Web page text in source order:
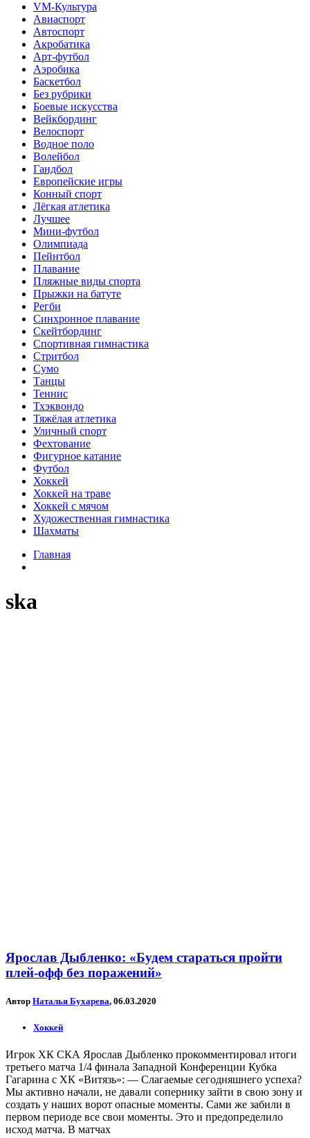
VM-Культура
Авиаспорт
Автоспорт
Акробатика
Арт-футбол
Аэробика
Баскетбол
Без рубрики
Боевые искусства
Вейкбординг
Велоспорт
Водное поло
Волейбол
Гандбол
Европейские игры
Конный спорт
Лёгкая атлетика
Лучшее
Мини-футбол
Олимпиада
Пейнтбол
Плавание
Пляжные виды спорта
Прыжки на батуте
Регби
Синхронное плавание
Скейтбординг
Спортивная гимнастика
Стритбол
Сумо
Танцы
Теннис
Тхэквондо
Тяжёлая атлетика
Уличный спорт
Фехтование
Фигурное катание
Футбол
Хоккей
Хоккей на траве
Хоккей с мячом
Художественная гимнастика
Шахматы
Главная
ska
Ярослав Дыбленко: «Будем стараться пройти
плей-офф без поражений»
Автор Наталья Бухарева, 06.03.2020
Хоккей
Игрок ХК СКА Ярослав Дыбленко прокомментировал итоги
третьего матча 1/4 финала Западной Конференции Кубка
Гагарина с ХК «Витязь»: — Слагаемые сегодняшнего успеха?
Мы активно начали, не давали сопернику зайти в свою зону и
создать у наших ворот опасные моменты. Сами же забили в
первом периоде все свои моменты. Это и предопределило
исход матча. В матчах